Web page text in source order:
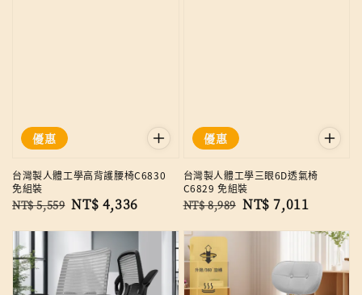
優惠
台灣製人體工學高背護腰椅C6830
免組裝
Regular
NT$ 5,559 Sale
NT$ 4,336
優惠
台灣製人體工學三眼6D透氣椅
C6829 免組裝
Regular
NT$ 8,989 Sale
NT$ 7,011